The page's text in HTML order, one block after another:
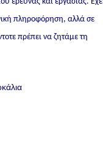
πληροφόρηση, αλλά σε
πρέπει να ζητάμε τη